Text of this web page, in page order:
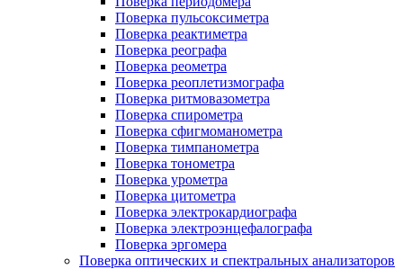
Поверка пульсоксиметра
Поверка реактиметра
Поверка реографа
Поверка реометра
Поверка реоплетизмографа
Поверка ритмовазометра
Поверка спирометра
Поверка сфигмоманометра
Поверка тимпанометра
Поверка тонометра
Поверка урометра
Поверка цитометра
Поверка электрокардиографа
Поверка электроэнцефалографа
Поверка эргомера
Поверка оптических и спектральных анализаторов